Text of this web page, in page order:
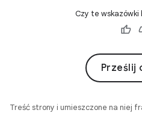
Czy te wskazówki
Prześlij
Treść strony i umieszczone na niej